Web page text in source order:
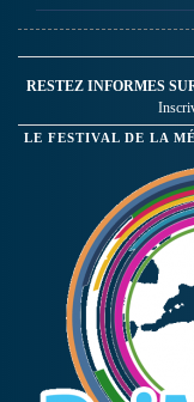
Paradis’, film phare
Libération...
RESTEZ INFORMES
LE FESTIVAL DE LA